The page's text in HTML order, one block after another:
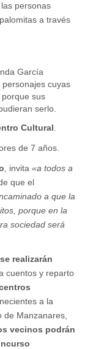
personas
a través
García
cuyas
sus
serlo.
Cultural
de 7 años.
, invita «a todos a
que el
a que la
porque en la
sociedad será
realizarán
cuentos y reparto
a la
de Manzanares,
vecinos podrán